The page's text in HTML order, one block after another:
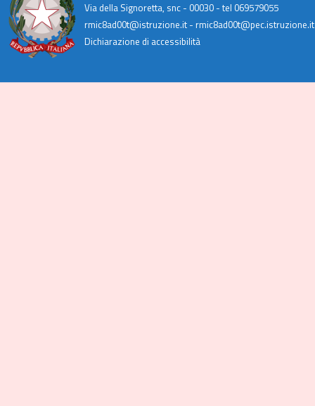
Via della Signoretta, snc - 00030 - tel 069579055
rmic8ad00t@istruzione.it - rmic8ad00t@pec.istruzione.it
Dichiarazione di accessibilità